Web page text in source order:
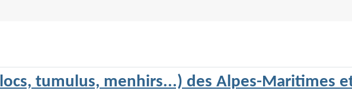
tumulus, menhirs...) des Alpes-Maritimes